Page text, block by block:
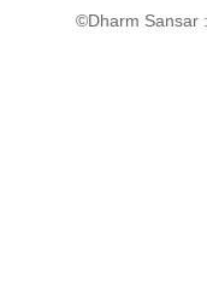
©Dharm Sansar